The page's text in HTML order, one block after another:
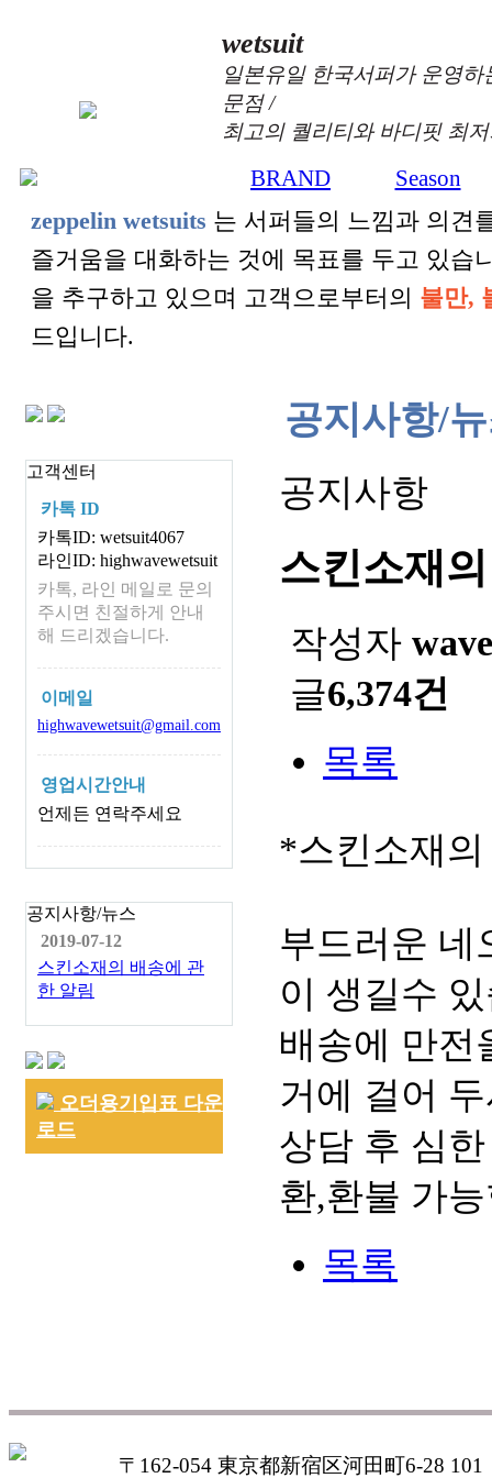
wetsuit
일본유일 한국서퍼가 운영
문점 /
최고의 퀄리티와 바디핏 최
BRAND Season
zeppelin wetsuits 는 서퍼들의 느낌과 의견
즐거움을 대화하는 것에 목표를 두고 있
을 추구하고 있으며 고객으로부터의 불만,
드입니다.
고객센터
카톡 ID
카톡ID: wetsuit4067
라인ID: highwavewetsuit
카톡, 라인 메일로 문의
주시면 친절하게 안내
해 드리겠습니다.
이메일
highwavewetsuit@gmail.com
영업시간안내
언제든 연락주세요
공지사항/뉴스
2019-07-12
스킨소재의 배송에 관
한 알림
오더용기입표 다운
로드
공지사항/
공지사항
스킨소재
작성자 wave
글6,374건
목록
*스킨소재
부드러운 네
이 생길수
배송에 만전
거에 걸어
상담 후 심
환,환불 가
목록
〒162-054 東京都新宿区河田町6-28 101